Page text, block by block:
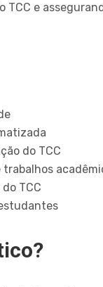
e
do TCC
TCC